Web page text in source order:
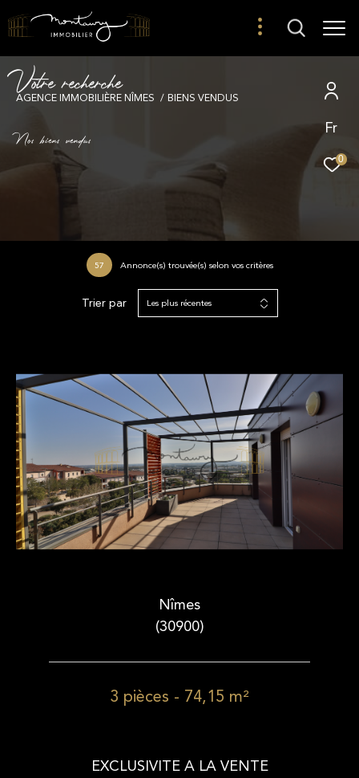
Fr
0
Votrerecherche
AGENCE IMMOBILIÈRE NÎMES BIENS VENDUS
Nos biens vendus
57 Annonce(s) trouvée(s) selon vos critères
Trier par Les plus récentes
Nîmes
(30900)
3 pièces - 74,15 m²
EXCLUSIVITE A LA VENTE